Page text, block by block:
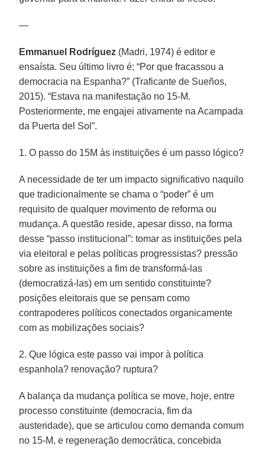
—
Emmanuel Rodríguez (Madri, 1974) é editor e
ensaísta. Seu último livro é; “Por que fracassou a
democracia na Espanha?” (Traficante de Sueños,
2015). “Estava na manifestação no 15-M.
Posteriormente, me engajei ativamente na Acampada
da Puerta del Sol”.
1. O passo do 15M às instituições é um passo lógico?
A necessidade de ter um impacto significativo naquilo
que tradicionalmente se chama o “poder” é um
requisito de qualquer movimento de reforma ou
mudança. A questão reside, apesar disso, na forma
desse “passo institucional”: tomar as instituições pela
via eleitoral e pelas políticas progressistas? pressão
sobre as instituições a fim de transformá-las
(democratizá-las) em um sentido constituinte?
posições eleitorais que se pensam como
contrapoderes políticos conectados organicamente
com as mobilizações sociais?
2. Que lógica este passo vai impor à política
espanhola? renovação? ruptura?
A balança da mudança política se move, hoje, entre
processo constituinte (democracia, fim da
austeridade), que se articulou como demanda comum
no 15-M, e regeneração democrática, concebida